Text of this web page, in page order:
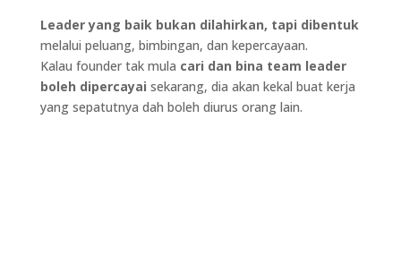
Leader yang baik bukan dilahirkan, tapi dibentuk
melalui peluang, bimbingan, dan kepercayaan.
Kalau founder tak mula cari dan bina team leader
boleh dipercayai sekarang, dia akan kekal buat kerja
yang sepatutnya dah boleh diurus orang lain.